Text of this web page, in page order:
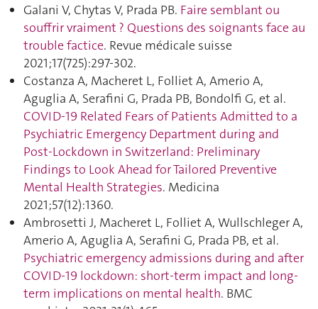
Galani V, Chytas V, Prada PB. Faire semblant ou
souffrir vraiment ? Questions des soignants face au
trouble factice. Revue médicale suisse
2021;17(725):297‑302.
Costanza A, Macheret L, Folliet A, Amerio A,
Aguglia A, Serafini G, Prada PB, Bondolfi G, et al.
COVID-19 Related Fears of Patients Admitted to a
Psychiatric Emergency Department during and
Post-Lockdown in Switzerland: Preliminary
Findings to Look Ahead for Tailored Preventive
Mental Health Strategies. Medicina
2021;57(12):1360.
Ambrosetti J, Macheret L, Folliet A, Wullschleger A,
Amerio A, Aguglia A, Serafini G, Prada PB, et al.
Psychiatric emergency admissions during and after
COVID-19 lockdown: short-term impact and long-
term implications on mental health. BMC